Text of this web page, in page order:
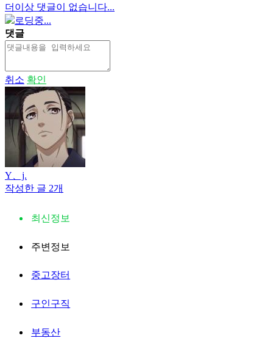
더이상 댓글이 없습니다...
로딩중...
댓글
취소 확인
Y、j.
작성한 글 2개
최신정보
주변정보
중고장터
구인구직
부동산